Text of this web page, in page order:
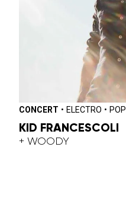
CONCERT • ELECTRO • POP
KID FRANCESCOLI
+ WOODY